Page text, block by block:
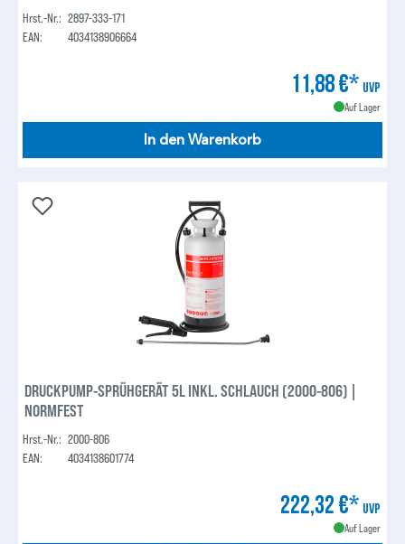
Hrst.-Nr.: 2897-333-171
EAN:
4034138906664
11,88 €* UVP
Auf Lager
In den Warenkorb
DRUCKPUMP-SPRÜHGERÄT 5L INKL. SCHLAUCH (2000-806) |
NORMFEST
Hrst.-Nr.: 2000-806
EAN:
4034138601774
222,32 €* UVP
Auf Lager